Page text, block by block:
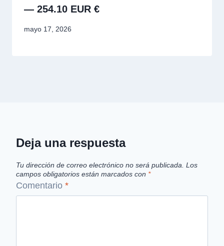
— 254.10 EUR €
mayo 17, 2026
Deja una respuesta
Tu dirección de correo electrónico no será publicada. Los
campos obligatorios están marcados con *
Comentario *